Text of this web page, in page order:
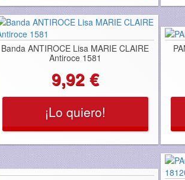
Banda ANTIROCE Lisa MARIE CLAIRE
Antiroce 1581
9,92 €
¡Lo quiero!